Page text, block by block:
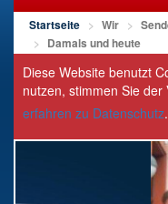
Startseite Wir
Damals und heute
Diese Website benutzt
nutzen, stimmen Sie
erfahren zu Datenschutz.